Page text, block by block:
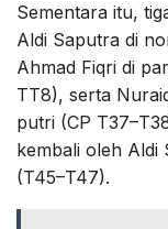
Sementara itu,
Aldi Saputra di
Ahmad Fiqri di
TT8), serta
putri (CP
kembali oleh Aldi
(T45–T47).